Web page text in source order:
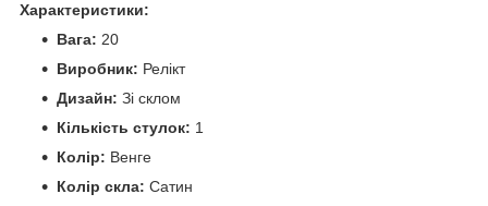
Характеристики:
Вага: 20
Виробник: Релікт
Дизайн: Зі склом
Кількість стулок: 1
Колір: Венге
Колір скла: Сатин